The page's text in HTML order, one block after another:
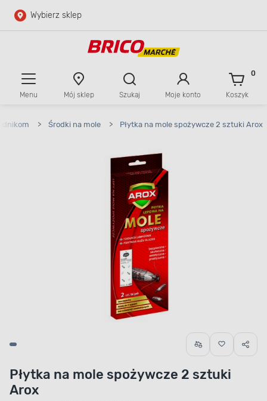
Przejdź do głównej zawartości
Wybierz sklep
Menu Mój sklep Szukaj Moje konto Koszyk
0
> Środki na mole > Płytka na mole spożywcze 2 sztuki Arox
Płytka na mole spożywcze 2 sztuki
Arox